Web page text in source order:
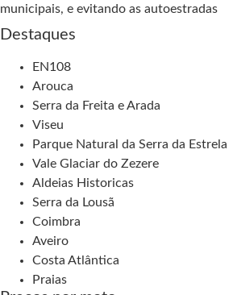
municipais, e evitando as autoestradas
Destaques
EN108
Arouca
Serra da Freita e Arada
Viseu
Parque Natural da Serra da Estrela
Vale Glaciar do Zezere
Aldeias Historicas
Serra da Lousã
Coimbra
Aveiro
Costa Atlântica
Praias